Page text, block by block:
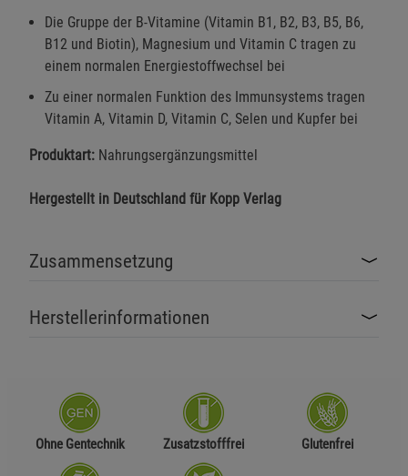
Die Gruppe der B-Vitamine (Vitamin B1, B2, B3, B5, B6,
B12 und Biotin), Magnesium und Vitamin C tragen zu
einem normalen Energiestoffwechsel bei
Zu einer normalen Funktion des Immunsystems tragen
Vitamin A, Vitamin D, Vitamin C, Selen und Kupfer bei
Produktart: Nahrungsergänzungsmittel
Hergestellt in Deutschland für Kopp Verlag
Zusammensetzung
Herstellerinformationen
Ohne Gentechnik Zusatzstofffrei Glutenfrei